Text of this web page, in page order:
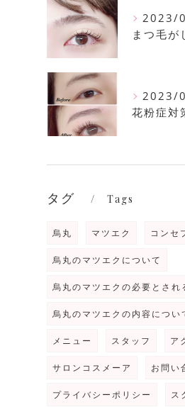
2023/04/
2023/03/
タグ Tags
烏丸 マツエク コンセ
烏丸のマツエクについて
烏丸のマツエクの必要とされ
烏丸のマツエクの内容につい
メニュー スタッフ ア
サロンコスメーア お問い
プライバシーポリシー ス